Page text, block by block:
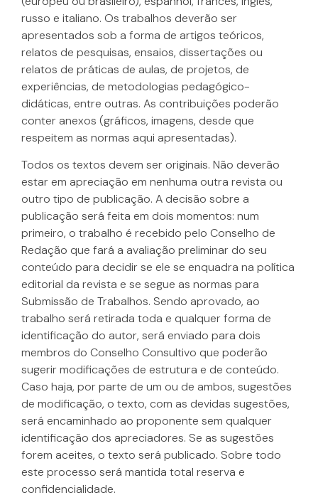
russo e italiano. Os trabalhos deverão ser
apresentados sob a forma de artigos teóricos,
relatos de pesquisas, ensaios, dissertações ou
relatos de práticas de aulas, de projetos, de
experiências, de metodologias pedagógico-
didáticas, entre outras. As contribuições poderão
conter anexos (gráficos, imagens, desde que
respeitem as normas aqui apresentadas).
Todos os textos devem ser originais. Não deverão
estar em apreciação em nenhuma outra revista ou
outro tipo de publicação. A decisão sobre a
publicação será feita em dois momentos: num
primeiro, o trabalho é recebido pelo Conselho de
Redação que fará a avaliação preliminar do seu
conteúdo para decidir se ele se enquadra na política
editorial da revista e se segue as normas para
Submissão de Trabalhos. Sendo aprovado, ao
trabalho será retirada toda e qualquer forma de
identificação do autor, será enviado para dois
membros do Conselho Consultivo que poderão
sugerir modificações de estrutura e de conteúdo.
Caso haja, por parte de um ou de ambos, sugestões
de modificação, o texto, com as devidas sugestões,
será encaminhado ao proponente sem qualquer
identificação dos apreciadores. Se as sugestões
forem aceites, o texto será publicado. Sobre todo
este processo será mantida total reserva e
confidencialidade.